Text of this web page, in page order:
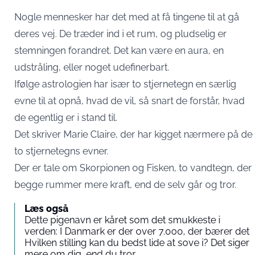
Nogle mennesker har det med at få tingene til at gå
deres vej. De træder ind i et rum, og pludselig er
stemningen forandret. Det kan være en aura, en
udstråling, eller noget udefinerbart.
Ifølge astrologien har især to stjernetegn en særlig
evne til at opnå, hvad de vil, så snart de forstår, hvad
de egentlig er i stand til.
Det skriver Marie Claire, der har kigget nærmere på de
to stjernetegns evner.
Der er tale om Skorpionen og Fisken, to vandtegn, der
begge rummer mere kraft, end de selv går og tror.
Læs også
Dette pigenavn er kåret som det smukkeste i
verden: I Danmark er der over 7.000, der bærer det
Hvilken stilling kan du bedst lide at sove i? Det siger